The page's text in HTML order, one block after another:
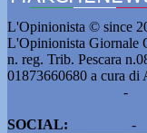
L'Opinionista © since
L'Opinionista Giornale
n. reg. Trib. Pescara
01873660680 a cura di
-
SOCIAL:
-